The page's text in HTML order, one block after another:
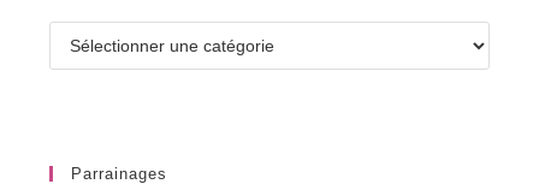
Parrainages